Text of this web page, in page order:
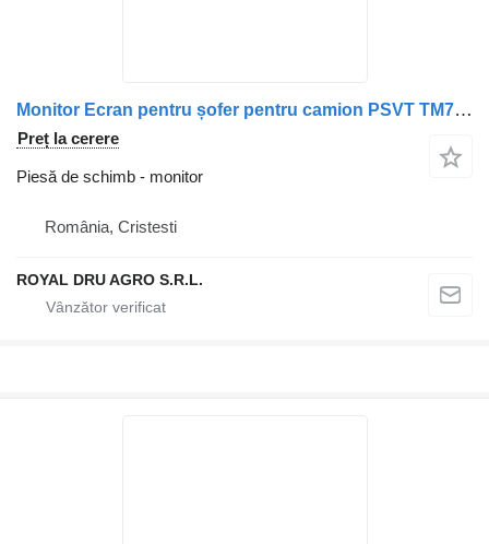
Monitor Ecran pentru șofer pentru camion PSVT TM70B pentru Volvo
Preț la cerere
Piesă de schimb - monitor
România, Cristesti
ROYAL DRU AGRO S.R.L.